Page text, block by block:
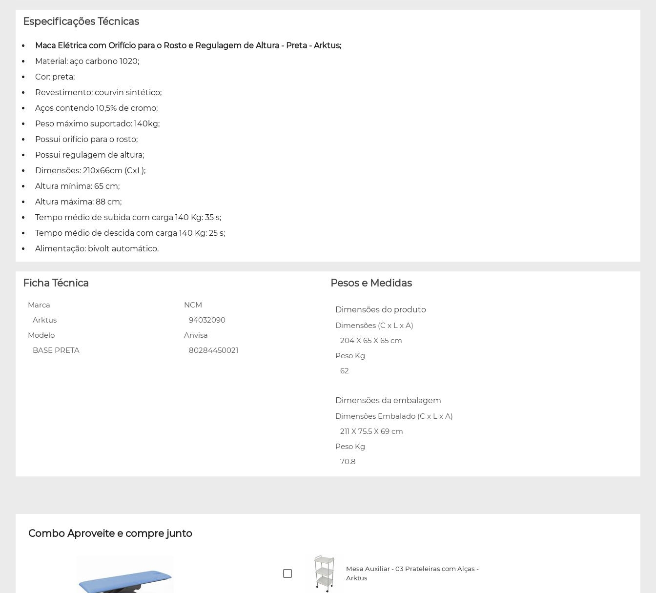
Especificações Técnicas
Maca Elétrica com Orifício para o Rosto e Regulagem de Altura - Preta - Arktus;
Material: aço carbono 1020;
Cor: preta;
Revestimento: courvin sintético;
Aços contendo 10,5% de cromo;
Peso máximo suportado: 140kg;
Possui orifício para o rosto;
Possui regulagem de altura;
Dimensões: 210x66cm (CxL);
Altura mínima: 65 cm;
Altura máxima: 88 cm;
Tempo médio de subida com carga 140 Kg: 35 s;
Tempo médio de descida com carga 140 Kg: 25 s;
Alimentação: bivolt automático.
Ficha Técnica
Marca
Arktus
Modelo
BASE PRETA
NCM
94032090
Anvisa
80284450021
Pesos e Medidas
Dimensões do produto
Dimensões (C x L x A)
204 X 65 X 65 cm
Peso Kg
62
Dimensões da embalagem
Dimensões Embalado (C x L x A)
211 X 75.5 X 69 cm
Peso Kg
70.8
Combo Aproveite e compre junto
Mesa Auxiliar - 03 Prateleiras com Alças -
Arktus